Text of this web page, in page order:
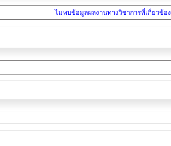
ไม่พบข้อมูลผลงานทางวิชาการที่เกี่ยวข้อง